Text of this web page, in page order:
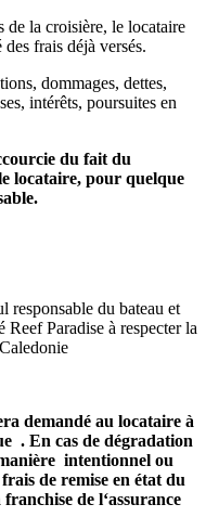
de la croisière, le locataire
frais déjà versés.
dommages, dettes,
intérêts, poursuites en
du fait du
locataire, pour quelque
responsable du bateau et
Reef Paradise à respecter la
demandé au locataire à
. En cas de dégradation
intentionnel ou
de remise en état du
de l‘assurance